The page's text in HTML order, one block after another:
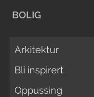
BOLIG
Arkitektur
Bli inspirert
Oppussing